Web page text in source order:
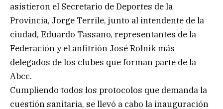
asistieron el Secretario de Deportes de la
Provincia, Jorge Terrile, junto al intendente de la
ciudad, Eduardo Tassano, representantes de la
Federación y el anfitrión José Rolnik más
delegados de los clubes que forman parte de la
Abcc.
Cumpliendo todos los protocolos que demanda la
cuestión sanitaria, se llevó a cabo la inauguración